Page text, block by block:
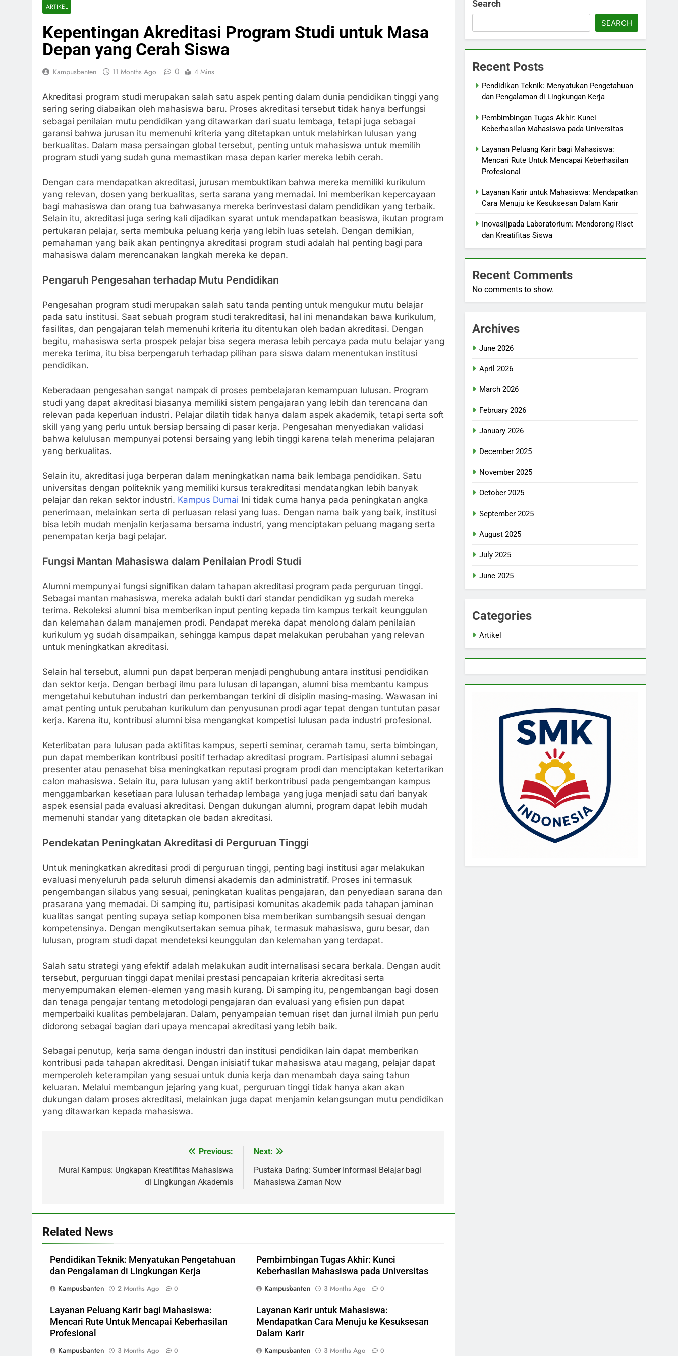
ARTIKEL
Kepentingan Akreditasi Program Studi untuk Masa
Depan yang Cerah Siswa
Kampusbanten 11 Months Ago 0 4 Mins
Akreditasi program studi merupakan salah satu aspek penting dalam dunia pendidikan tinggi yang
sering sering diabaikan oleh mahasiswa baru. Proses akreditasi tersebut tidak hanya berfungsi
sebagai penilaian mutu pendidikan yang ditawarkan dari suatu lembaga, tetapi juga sebagai
garansi bahwa jurusan itu memenuhi kriteria yang ditetapkan untuk melahirkan lulusan yang
berkualitas. Dalam masa persaingan global tersebut, penting untuk mahasiswa untuk memilih
program studi yang sudah guna memastikan masa depan karier mereka lebih cerah.
Dengan cara mendapatkan akreditasi, jurusan membuktikan bahwa mereka memiliki kurikulum
yang relevan, dosen yang berkualitas, serta sarana yang memadai. Ini memberikan kepercayaan
bagi mahasiswa dan orang tua bahwasanya mereka berinvestasi dalam pendidikan yang terbaik.
Selain itu, akreditasi juga sering kali dijadikan syarat untuk mendapatkan beasiswa, ikutan program
pertukaran pelajar, serta membuka peluang kerja yang lebih luas setelah. Dengan demikian,
pemahaman yang baik akan pentingnya akreditasi program studi adalah hal penting bagi para
mahasiswa dalam merencanakan langkah mereka ke depan.
Pengaruh Pengesahan terhadap Mutu Pendidikan
Pengesahan program studi merupakan salah satu tanda penting untuk mengukur mutu belajar
pada satu institusi. Saat sebuah program studi terakreditasi, hal ini menandakan bawa kurikulum,
fasilitas, dan pengajaran telah memenuhi kriteria itu ditentukan oleh badan akreditasi. Dengan
begitu, mahasiswa serta prospek pelajar bisa segera merasa lebih percaya pada mutu belajar yang
mereka terima, itu bisa berpengaruh terhadap pilihan para siswa dalam menentukan institusi
pendidikan.
Keberadaan pengesahan sangat nampak di proses pembelajaran kemampuan lulusan. Program
studi yang dapat akreditasi biasanya memiliki sistem pengajaran yang lebih dan terencana dan
relevan pada keperluan industri. Pelajar dilatih tidak hanya dalam aspek akademik, tetapi serta soft
skill yang yang perlu untuk bersiap bersaing di pasar kerja. Pengesahan menyediakan validasi
bahwa kelulusan mempunyai potensi bersaing yang lebih tinggi karena telah menerima pelajaran
yang berkualitas.
Selain itu, akreditasi juga berperan dalam meningkatkan nama baik lembaga pendidikan. Satu
universitas dengan politeknik yang memiliki kursus terakreditasi mendatangkan lebih banyak
pelajar dan rekan sektor industri. Kampus Dumai Ini tidak cuma hanya pada peningkatan angka
penerimaan, melainkan serta di perluasan relasi yang luas. Dengan nama baik yang baik, institusi
bisa lebih mudah menjalin kerjasama bersama industri, yang menciptakan peluang magang serta
penempatan kerja bagi pelajar.
Fungsi Mantan Mahasiswa dalam Penilaian Prodi Studi
Alumni mempunyai fungsi signifikan dalam tahapan akreditasi program pada perguruan tinggi.
Sebagai mantan mahasiswa, mereka adalah bukti dari standar pendidikan yg sudah mereka
terima. Rekoleksi alumni bisa memberikan input penting kepada tim kampus terkait keunggulan
dan kelemahan dalam manajemen prodi. Pendapat mereka dapat menolong dalam penilaian
kurikulum yg sudah disampaikan, sehingga kampus dapat melakukan perubahan yang relevan
untuk meningkatkan akreditasi.
Selain hal tersebut, alumni pun dapat berperan menjadi penghubung antara institusi pendidikan
dan sektor kerja. Dengan berbagi ilmu para lulusan di lapangan, alumni bisa membantu kampus
mengetahui kebutuhan industri dan perkembangan terkini di disiplin masing-masing. Wawasan ini
amat penting untuk perubahan kurikulum dan penyusunan prodi agar tepat dengan tuntutan pasar
kerja. Karena itu, kontribusi alumni bisa mengangkat kompetisi lulusan pada industri profesional.
Keterlibatan para lulusan pada aktifitas kampus, seperti seminar, ceramah tamu, serta bimbingan,
pun dapat memberikan kontribusi positif terhadap akreditasi program. Partisipasi alumni sebagai
presenter atau penasehat bisa meningkatkan reputasi program prodi dan menciptakan ketertarikan
calon mahasiswa. Selain itu, para lulusan yang aktif berkontribusi pada pengembangan kampus
menggambarkan kesetiaan para lulusan terhadap lembaga yang juga menjadi satu dari banyak
aspek esensial pada evaluasi akreditasi. Dengan dukungan alumni, program dapat lebih mudah
memenuhi standar yang ditetapkan ole badan akreditasi.
Pendekatan Peningkatan Akreditasi di Perguruan Tinggi
Untuk meningkatkan akreditasi prodi di perguruan tinggi, penting bagi institusi agar melakukan
evaluasi menyeluruh pada seluruh dimensi akademis dan administratif. Proses ini termasuk
pengembangan silabus yang sesuai, peningkatan kualitas pengajaran, dan penyediaan sarana dan
prasarana yang memadai. Di samping itu, partisipasi komunitas akademik pada tahapan jaminan
kualitas sangat penting supaya setiap komponen bisa memberikan sumbangsih sesuai dengan
kompetensinya. Dengan mengikutsertakan semua pihak, termasuk mahasiswa, guru besar, dan
lulusan, program studi dapat mendeteksi keunggulan dan kelemahan yang terdapat.
Salah satu strategi yang efektif adalah melakukan audit internalisasi secara berkala. Dengan audit
tersebut, perguruan tinggi dapat menilai prestasi pencapaian kriteria akreditasi serta
menyempurnakan elemen-elemen yang masih kurang. Di samping itu, pengembangan bagi dosen
dan tenaga pengajar tentang metodologi pengajaran dan evaluasi yang efisien pun dapat
memperbaiki kualitas pembelajaran. Dalam, penyampaian temuan riset dan jurnal ilmiah pun perlu
didorong sebagai bagian dari upaya mencapai akreditasi yang lebih baik.
Sebagai penutup, kerja sama dengan industri dan institusi pendidikan lain dapat memberikan
kontribusi pada tahapan akreditasi. Dengan inisiatif tukar mahasiswa atau magang, pelajar dapat
memperoleh keterampilan yang sesuai untuk dunia kerja dan menambah daya saing tahun
keluaran. Melalui membangun jejaring yang kuat, perguruan tinggi tidak hanya akan akan
dukungan dalam proses akreditasi, melainkan juga dapat menjamin kelangsungan mutu pendidikan
yang ditawarkan kepada mahasiswa.
navigation
Previous:
Mural Kampus: Ungkapan Kreatifitas Mahasiswa
di Lingkungan Akademis
Next:
Pustaka Daring: Sumber Informasi Belajar bagi
Mahasiswa Zaman Now
Related News
Pendidikan Teknik: Menyatukan Pengetahuan
dan Pengalaman di Lingkungan Kerja
Kampusbanten
2 Months Ago 0
Pembimbingan Tugas Akhir: Kunci
Keberhasilan Mahasiswa pada Universitas
Kampusbanten
3 Months Ago 0
Layanan Peluang Karir bagi Mahasiswa:
Mencari Rute Untuk Mencapai Keberhasilan
Profesional
Kampusbanten
3 Months Ago 0
Layanan Karir untuk Mahasiswa:
Mendapatkan Cara Menuju ke Kesuksesan
Dalam Karir
Kampusbanten
3 Months Ago 0
Search
SEARCH
Recent Posts
Pendidikan Teknik: Menyatukan Pengetahuan
dan Pengalaman di Lingkungan Kerja
Pembimbingan Tugas Akhir: Kunci
Keberhasilan Mahasiswa pada Universitas
Layanan Peluang Karir bagi Mahasiswa:
Mencari Rute Untuk Mencapai Keberhasilan
Profesional
Layanan Karir untuk Mahasiswa: Mendapatkan
Cara Menuju ke Kesuksesan Dalam Karir
Inovasi|pada Laboratorium: Mendorong Riset
dan Kreatifitas Siswa
Recent Comments
No comments to show.
Archives
June 2026
April 2026
March 2026
February 2026
January 2026
December 2025
November 2025
October 2025
September 2025
August 2025
July 2025
June 2025
Categories
Artikel